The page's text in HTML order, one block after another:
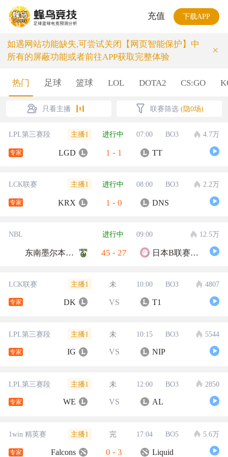
充值 下载APP
如遇网站功能缺失,可尝试关闭【网页智能保护】中
所有的屏蔽功能或者前往APP获取完整体验
×
热门 足球 篮球 LOL DOTA2 CS:GO
只看主播 联赛筛选 (隐0场)
LPL第三赛段 主播1 进行中 07:00 BO3 4.7万
专家 LGD 1 - 1 TT
LCK联赛 主播1 进行中 08:00 BO3 2.2万
专家 KRX 1 - 0 DNS
NBL 进行中 09:00 12.5万
东南墨尔本凤凰 45 - 27 日本B联赛联队
LCK联赛 主播1 未 10:00 BO3 4807
专家 DK VS T1
LPL第三赛段 主播1 未 10:15 BO3 5544
专家 IG VS NIP
LPL第三赛段 主播1 未 12:00 BO3 2850
专家 WE VS AL
1win 精英赛 主播1 完 17:04 BO5 5.6万
专家 Falcons 0 - 3 Liquid